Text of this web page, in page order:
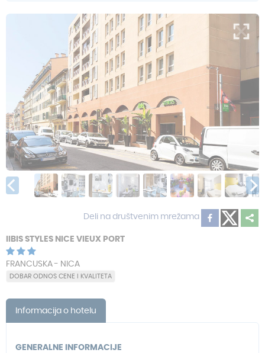
Deli na društvenim mrežama
IIBIS STYLES NICE VIEUX PORT
FRANCUSKA - NICA
DOBAR ODNOS CENE I KVALITETA
Informacija o hotelu
GENERALNE INFORMACIJE